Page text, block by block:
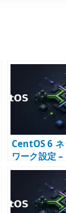
CentOS 6 ネ
ワーク設定 –
ifcfg と
network サ
スの基本